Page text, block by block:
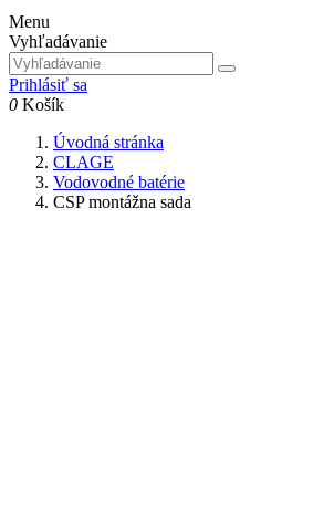
Menu
Vyhľadávanie
Prihlásiť sa
0 Košík
Úvodná stránka
CLAGE
Vodovodné batérie
CSP montážna sada